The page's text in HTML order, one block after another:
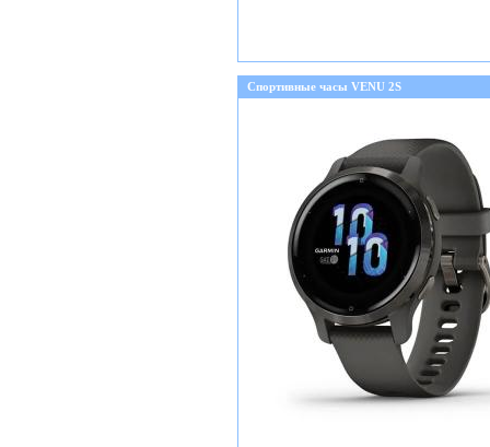
Спортивные часы VENU 2S